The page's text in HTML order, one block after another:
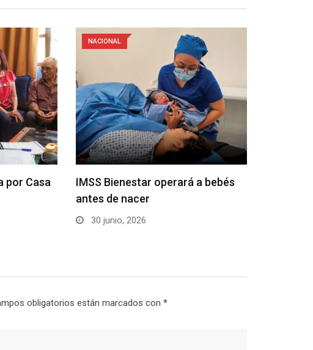
por Casa
NACIONAL
IMSS Bienestar operará a bebés
antes de nacer
30 junio, 2026
obligatorios están marcados con *